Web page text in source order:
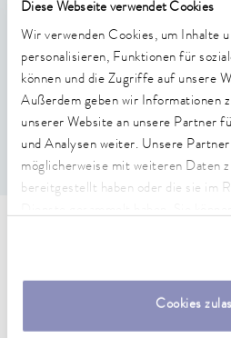
Diese Webseite verwendet Cookies
Wir verwenden Cookies, um Inhalte
personalisieren, Funktionen für
können und die Zugriffe auf unsere
Außerdem geben wir Informationen
unserer Website an unsere Partner
und Analysen weiter. Unsere
möglicherweise mit weiteren Daten
bereitgestellt haben oder die sie im
Cookies
Leistungsmerkmale
Zur Temperierung externer
Passend für Schläuche mit
11 - 12 mm
Eine Montageanleitung finden
Betriebsanleitung ihres ECO
Technische
DIN 12876)
Gewicht